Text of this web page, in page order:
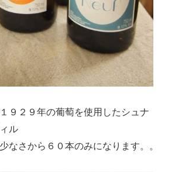
９２９年の葡萄を使用したシュナ
ル
なさから６０本のみになります。。